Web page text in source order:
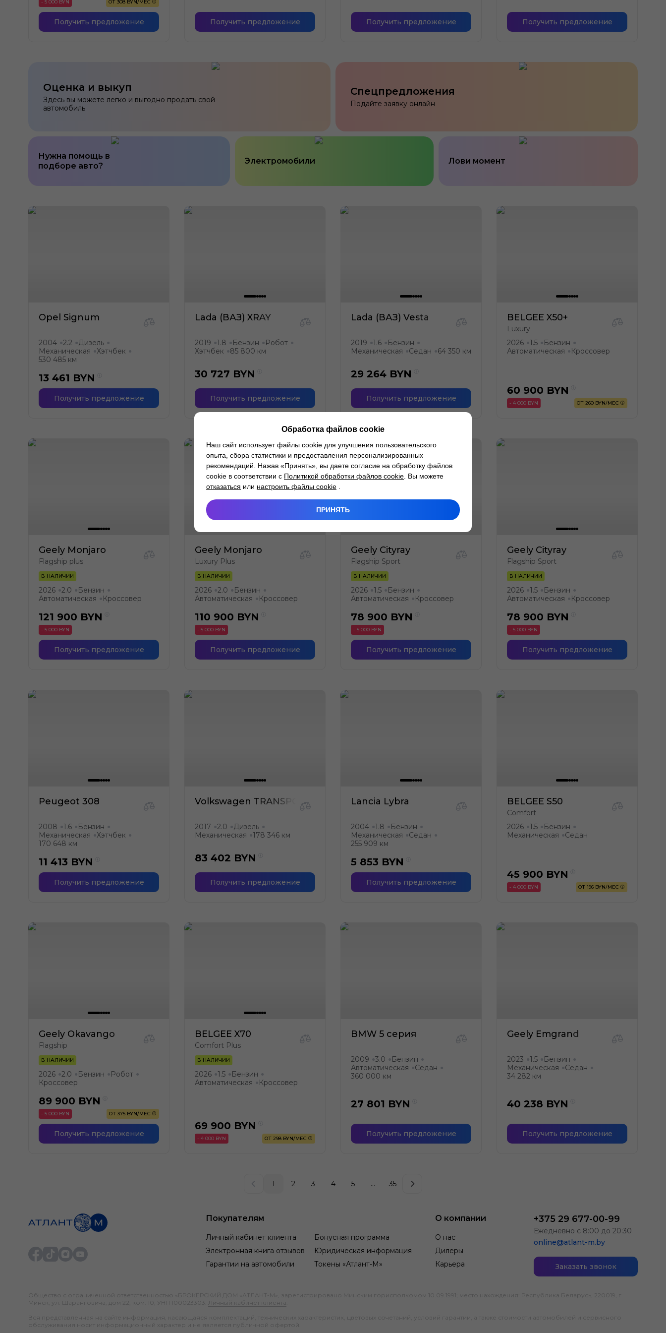
- 5 000 BYN ОТ 308 BYN/МЕС
Получить предложение Получить предложение Получить предложение Получить предложение
Оценка и выкуп
Здесь вы можете легко и выгодно продать свой
автомобиль
Спецпредложения
Подайте заявку онлайн
Нужна помощь в
подборе авто?
Электромобили Лови момент
Opel Signum
2004 ●2.2 ●Дизель ●
Механическая ●Хэтчбек ●
530 485 км
13 461 BYN
Получить предложение
Lada (ВАЗ) XRAY
2019 ●1.8 ● Бензин ● Робот ●
Хэтчбек ●85 800 км
30 727 BYN
Получить предложение
Lada (ВАЗ) Vesta
2019 ●1.6 ● Бензин ●
Механическая ●Седан ●64 350 км
29 264 BYN
Получить предложение
BELGEE X50+
Luxury
2026 ●1.5 ● Бензин ●
Автоматическая ● Кроссовер
60 900 BYN
- 4 000 BYN ОТ 260 BYN/МЕС
Geely Monjaro
Flagship plus
В НАЛИЧИИ
2026 ●2.0 ● Бензин ●
Автоматическая ● Кроссовер
121 900 BYN
- 5 000 BYN
Получить предложение
Geely Monjaro
Luxury Plus
В НАЛИЧИИ
2026 ●2.0 ● Бензин ●
Автоматическая ● Кроссовер
110 900 BYN
- 5 000 BYN
Получить предложение
Geely Cityray
Flagship Sport
В НАЛИЧИИ
2026 ●1.5 ● Бензин ●
Автоматическая ● Кроссовер
78 900 BYN
- 5 000 BYN
Получить предложение
Geely Cityray
Flagship Sport
В НАЛИЧИИ
2026 ●1.5 ● Бензин ●
Автоматическая ● Кроссовер
78 900 BYN
- 5 000 BYN
Получить предложение
Peugeot 308
2008 ●1.6 ● Бензин ●
Механическая ●Хэтчбек ●
170 648 км
11 413 BYN
Получить предложение
Volkswagen TRANSPORTER
2017 ●2.0 ●Дизель ●
Механическая ●178 346 км
83 402 BYN
Получить предложение
Lancia Lybra
2004 ●1.8 ● Бензин ●
Механическая ●Седан ●
255 909 км
5 853 BYN
Получить предложение
BELGEE S50
Comfort
2026 ●1.5 ● Бензин ●
Механическая ●Седан
45 900 BYN
- 4 000 BYN ОТ 196 BYN/МЕС
Geely Okavango
Flagship
В НАЛИЧИИ
2026 ●2.0 ● Бензин ● Робот ●
Кроссовер
89 900 BYN
- 5 000 BYN ОТ 375 BYN/МЕС
Получить предложение
BELGEE X70
Comfort Plus
В НАЛИЧИИ
2026 ●1.5 ● Бензин ●
Автоматическая ● Кроссовер
69 900 BYN
- 4 000 BYN ОТ 298 BYN/МЕС
BMW 5 серия
2009 ●3.0 ● Бензин ●
Автоматическая ●Седан ●
360 000 км
27 801 BYN
Получить предложение
Geely Emgrand
2023 ●1.5 ● Бензин ●
Механическая ●Седан ●
34 282 км
40 238 BYN
Получить предложение
1 2 3 4 5 ... 35
Покупателям
Личный кабинет клиента
Бонусная программа
Электронная книга отзывов
Юридическая информация
Гарантии на автомобили
Токены «Атлант-М»
О компании
О нас
Дилеры
Карьера
+375 29 677-00-99
Ежедневно с 8:00 до 20:30
online@atlant-m.by
Заказать звонок
Общество с ограниченной ответственностью «БРОКЕРСКИЙ ДОМ «АТЛАНТ-М», зарегистрировано Минским горисполкомом 10.09.1991; место нахождения: Республика Беларусь, 220019, г.
Минск, ул. Шаранговича, дом 22, ком. 10; УНП 100023303.
Личный кабинет клиента
Вся представленная на сайте информация, касающаяся комплектаций, технических характеристик, цветовых сочетаний, условий гарантии, а также стоимости автомобилей и сервисного
обслуживания носит информационный характер и не является публичной офертой.
Обработка файлов cookie
Наш сайт использует файлы cookie для улучшения пользовательского
опыта, сбора статистики и предоставления персонализированных
рекомендаций. Нажав «Принять», вы даете согласие на обработку файлов
cookie в соответствии с Политикой обработки файлов cookie . Вы можете
отказаться или настроить файлы cookie
ПРИНЯТЬ